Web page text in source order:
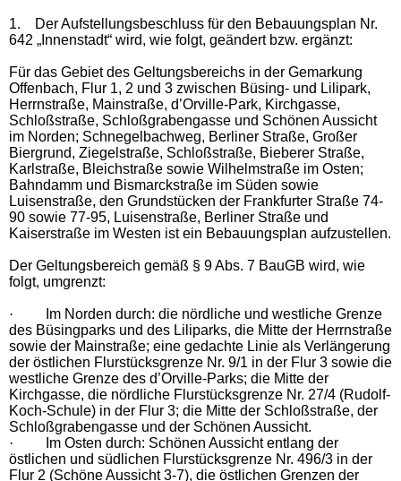
1.
Der Aufstellungsbeschluss für den Bebauungsplan Nr.
642 „Innenstadt“ wird, wie folgt, geändert bzw. ergänzt:
Für das Gebiet des Geltungsbereichs in der Gemarkung
Offenbach, Flur 1, 2 und 3 zwischen Büsing- und Lilipark,
Herrnstraße, Mainstraße, d’Orville-Park, Kirchgasse,
Schloßstraße, Schloßgrabengasse und Schönen Aussicht
im Norden; Schnegelbachweg, Berliner Straße, Großer
Biergrund, Ziegelstraße, Schloßstraße, Bieberer Straße,
Karlstraße, Bleichstraße sowie Wilhelmstraße im Osten;
Bahndamm und Bismarckstraße im Süden sowie
Luisenstraße, den Grundstücken der Frankfurter Straße 74-
90 sowie 77-95, Luisenstraße, Berliner Straße und
Kaiserstraße im Westen ist ein Bebauungsplan aufzustellen.
Der Geltungsbereich gemäß § 9 Abs. 7 BauGB wird, wie
folgt, umgrenzt:
·
Im Norden durch: die nördliche und westliche Grenze
des Büsingparks und des Liliparks, die Mitte der Herrnstraße
sowie der Mainstraße; eine gedachte Linie als Verlängerung
der östlichen Flurstücksgrenze Nr. 9/1 in der Flur 3 sowie die
westliche Grenze des d’Orville-Parks; die Mitte der
Kirchgasse, die nördliche Flurstücksgrenze Nr. 27/4 (Rudolf-
Koch-Schule) in der Flur 3; die Mitte der Schloßstraße, der
Schloßgrabengasse und der Schönen Aussicht.
·
Im Osten durch: Schönen Aussicht entlang der
östlichen und südlichen Flurstücksgrenze Nr. 496/3 in der
Flur 2 (Schöne Aussicht 3-7), die östlichen Grenzen der